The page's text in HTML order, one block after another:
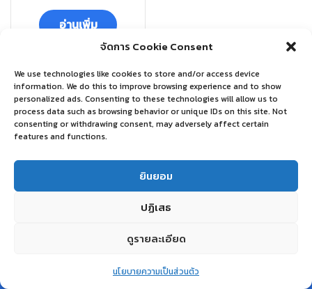
จัดการ Cookie Consent
We use technologies like cookies to store and/or access device
information. We do this to improve browsing experience and to show
personalized ads. Consenting to these technologies will allow us to
process data such as browsing behavior or unique IDs on this site. Not
consenting or withdrawing consent, may adversely affect certain
features and functions.
ยินยอม
ปฏิเสธ
ดูรายละเอียด
นโยบายความเป็นส่วนตัว
อ่านเพิ่ม
Wishlist